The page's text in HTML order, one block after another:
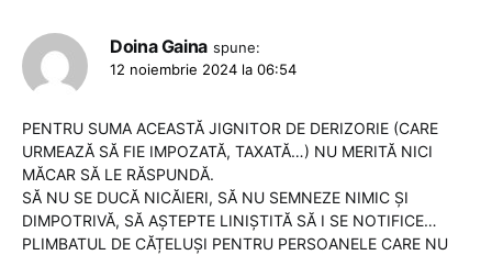
Doina Gaina spune:
12 noiembrie 2024 la 06:54
PENTRU SUMA ACEASTĂ JIGNITOR DE DERIZORIE (CARE
URMEAZĂ SĂ FIE IMPOZATĂ, TAXATĂ…) NU MERITĂ NICI
MĂCAR SĂ LE RĂSPUNDĂ.
SĂ NU SE DUCĂ NICĂIERI, SĂ NU SEMNEZE NIMIC ȘI
DIMPOTRIVĂ, SĂ AȘTEPTE LINIȘTITĂ SĂ I SE NOTIFICE…
PLIMBATUL DE CĂȚELUȘI PENTRU PERSOANELE CARE NU